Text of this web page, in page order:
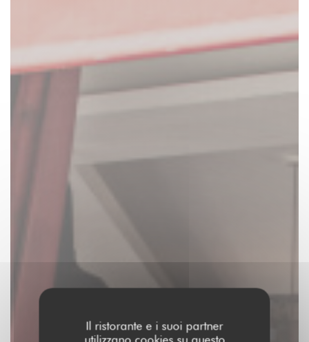
Il ristorante e i suoi partner
utilizzano cookies su questo